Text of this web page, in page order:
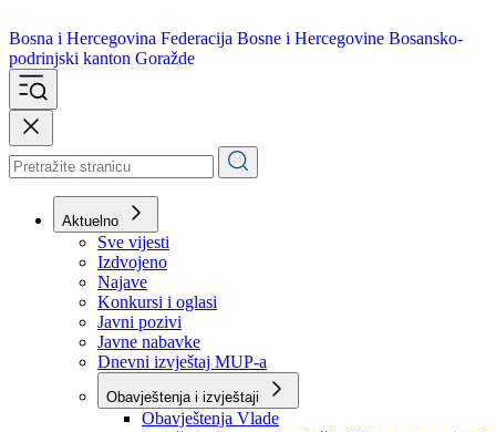
Bosna i Hercegovina
podrinjski kanton Goražde
Aktuelno
Sve vijesti
Izdvojeno
Najave
Konkursi i oglasi
Javni pozivi
Javne nabavke
Dnevni izvještaj MUP-a